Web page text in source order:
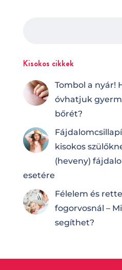
Kisokos cikkek
Tombol a nyár!
óvhatjuk
bőrét?
kisokos
(heveny)
esetére
Félelem és
fogorvosnál – Mi
segíthet?